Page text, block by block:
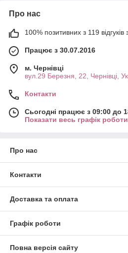
Про нас
100% позитивних з 119 відгуків
Працює з 30.07.2016
м. Чернівці
вул.29 Березня, 22, Чернівці,
Контакти
Сьогодні працює з 09:00 до
Показати весь графік роботи
Про нас
Контакти
Доставка та оплата
Графік роботи
Повна версія сайту